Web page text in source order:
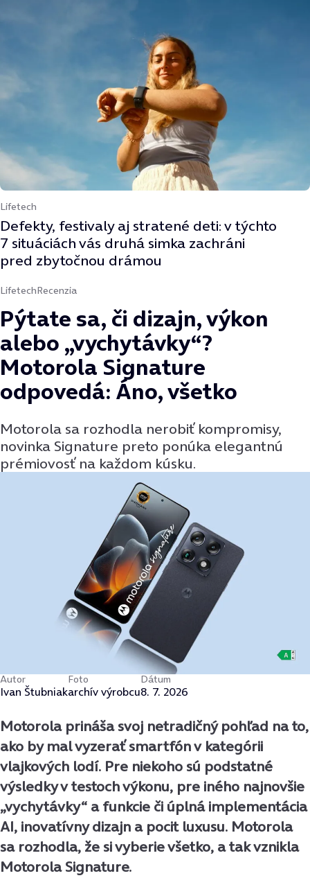
Lifetech
Defekty, festivaly aj stratené deti: v týchto
7 situáciách vás druhá simka zachráni
pred zbytočnou drámou
LifetechRecenzia
Pýtate sa, či dizajn, výkon
alebo „vychytávky“?
Motorola Signature
odpovedá: Áno, všetko
Motorola sa rozhodla nerobiť kompromisy,
novinka Signature preto ponúka elegantnú
prémiovosť na každom kúsku.
Autor
Ivan Štubniak
Foto
archív výrobcu
Dátum
8. 7. 2026
Motorola prináša svoj netradičný pohľad na to,
ako by mal vyzerať smartfón v kategórii
vlajkových lodí. Pre niekoho sú podstatné
výsledky v testoch výkonu, pre iného najnovšie
„vychytávky“ a funkcie či úplná implementácia
AI, inovatívny dizajn a pocit luxusu. Motorola
sa rozhodla, že si vyberie všetko, a tak vznikla
Motorola Signature.